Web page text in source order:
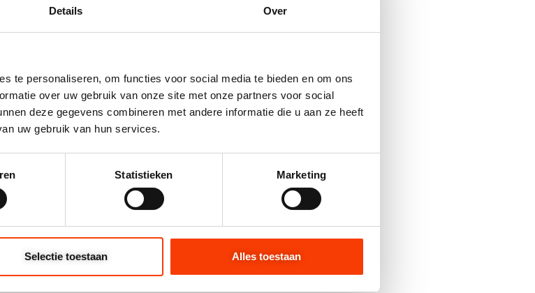
Details Over
te personaliseren, om functies voor social media te bieden en om ons
over uw gebruik van onze site met onze partners voor social
deze gegevens combineren met andere informatie die u aan ze heeft
uw gebruik van hun services.
Statistieken Marketing
Selectie toestaan Alles toestaan